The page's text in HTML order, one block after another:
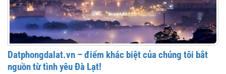
Datphongdalat.vn – điểm khác biệt của chúng tôi bắt
nguồn từ tình yêu Đà Lạt!